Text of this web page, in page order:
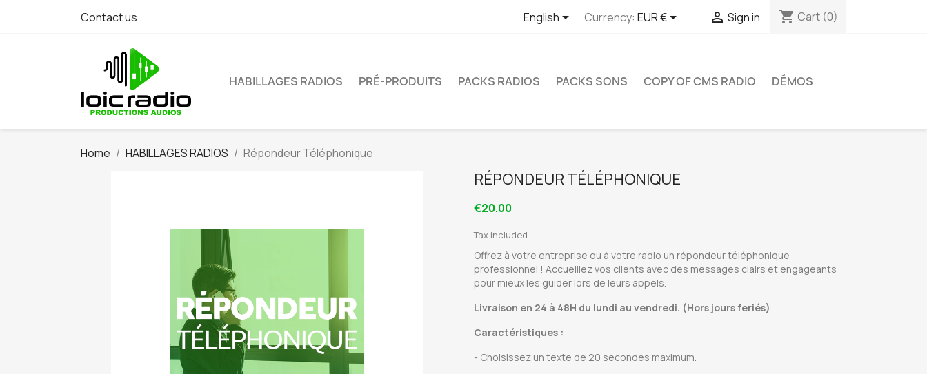
Contact us English Currency: EUR €  Sign in shopping_cart Cart (0)
HABILLAGES RADIOS PRÉ-PRODUITS PACKS RADIOS PACKS SONS COPY OF CMS RADIO DÉMOS
Home HABILLAGES RADIOS Répondeur Téléphonique
RÉPONDEUR TÉLÉPHONIQUE
€20.00
Tax included
Offrez à votre entreprise ou à votre radio un répondeur téléphonique
professionnel ! Accueillez vos clients avec des messages clairs et engageants
pour mieux les guider lors de leurs appels.
Livraison en 24 à 48H du lundi au vendredi. (Hors jours feriés)
Caractéristiques :
- Choisissez un texte de 20 secondes maximum.